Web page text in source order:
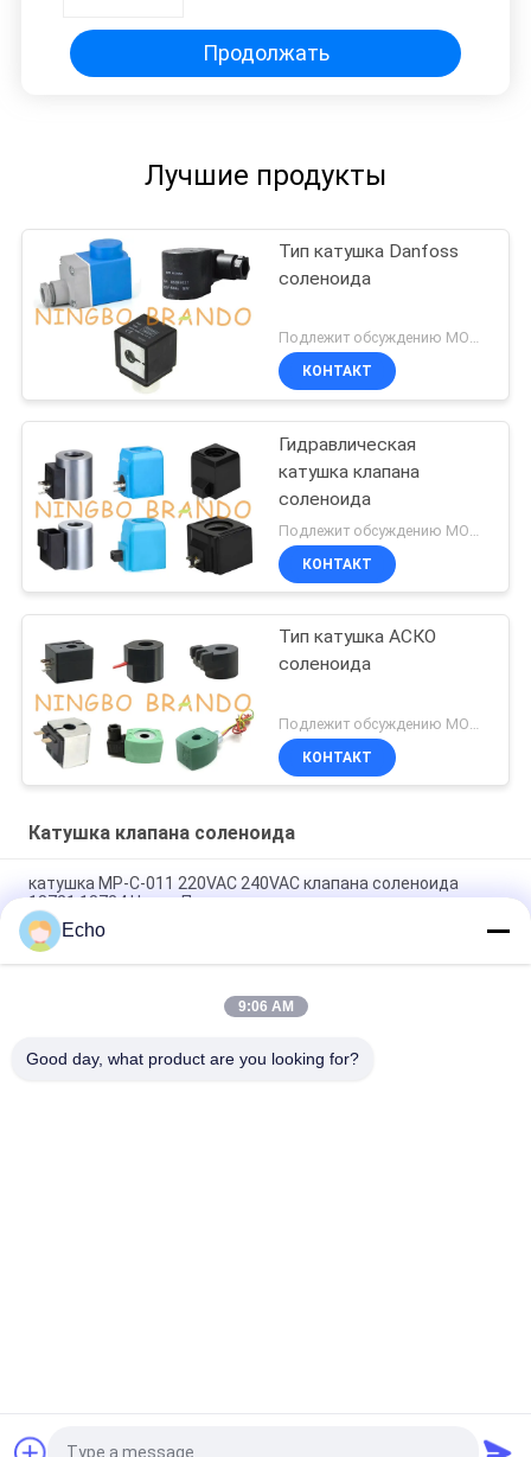
Продолжать
Лучшие продукты
Тип катушка Danfoss
соленоида
Подлежит обсуждению MOQ:1 набор
КОНТАКТ
Гидравлическая
катушка клапана
соленоида
Подлежит обсуждению MOQ:1 набор
КОНТАКТ
Тип катушка АСКО
соленоида
Подлежит обсуждению MOQ:1000
КОНТАКТ
Катушка клапана соленоида
катушка MP-C-011 220VAC 240VAC клапана соленоида
18721 18724 Henny Пенни
6013 6014 DC 110V 230V 50Hz 8W 11W 15W катушки 24V
клапана соленоида c
Катушка EVI 7/9 12V 24V 110V 220V 4.8W 6.5W 5.5VA 6VA
Echo
9:06 AM
Good day, what product are you looking for?